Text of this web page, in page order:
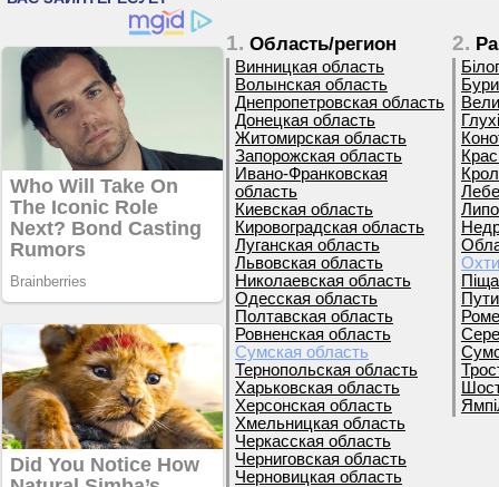
1. Область/регион
Винницкая область
Волынская область
Днепропетровская область
Донецкая область
Житомирская область
Запорожская область
Ивано-Франковская
область
Киевская область
Кировоградская область
Луганская область
Львовская область
Николаевская область
Одесская область
Полтавская область
Ровненская область
Сумская область
Тернопольская область
Харьковская область
Херсонская область
Хмельницкая область
Черкасская область
Черниговская область
Черновицкая область
2.